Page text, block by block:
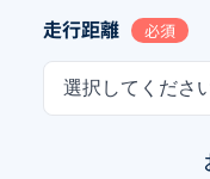
走行距離 必須
選択してくださ